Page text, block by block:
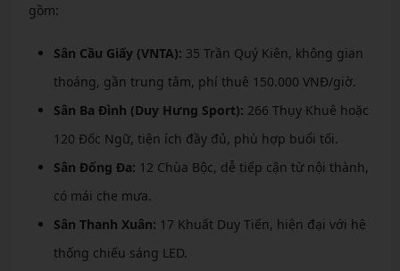
gồm:
Sân Cầu Giấy (VNTA): 35 Trần Quý Kiên, không gian
thoáng, gần trung tâm, phí thuê 150.000 VNĐ/giờ.
Sân Ba Đình (Duy Hưng Sport): 266 Thụy Khuê hoặc
120 Đốc Ngữ, tiện ích đầy đủ, phù hợp buổi tối.
Sân Đống Đa: 12 Chùa Bộc, dễ tiếp cận từ nội thành,
có mái che mưa.
Sân Thanh Xuân: 17 Khuất Duy Tiến, hiện đại với hệ
thống chiếu sáng LED.